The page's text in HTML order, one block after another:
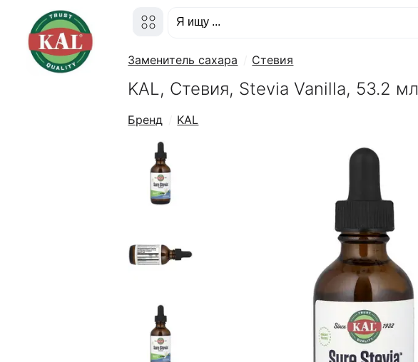
Заменитель сахара Стевия
KAL, Стевия, Stevia Vanilla, 53.2 мл
Бренд KAL